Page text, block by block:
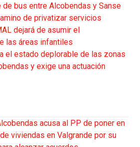
bus entre Alcobendas y Sanse
de privatizar servicios
dejará de asumir el
las áreas infantiles
el estado deplorable de las zonas
y exige una actuación
acusa al PP de poner en
viviendas en Valgrande por su